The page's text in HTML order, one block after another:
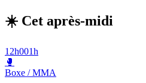
☀️ Cet après-midi
12h001h
🥊
Boxe / MMA